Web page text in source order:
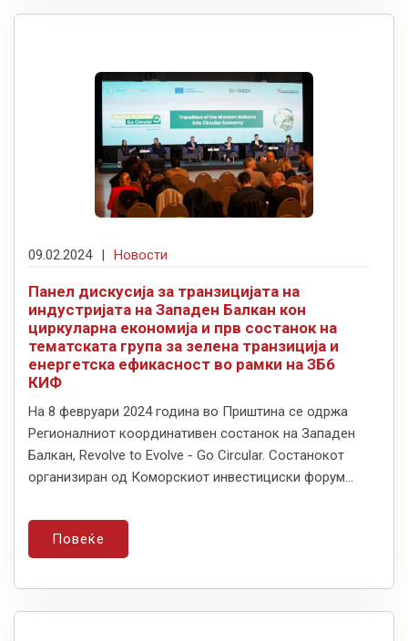
09.02.2024 | Новости
Панел дискусија за транзицијата на
индустријата на Западен Балкан кон
циркуларна економија и прв состанок на
тематската група за зелена транзиција и
енергетска ефикасност во рамки на ЗБ6
КИФ
На 8 февруари 2024 година во Приштина се одржа
Регионалниот координативен состанок на Западен
Балкан, Revolve to Evolve - Go Circular. Состанокот
организиран од Коморскиот инвестициски форум...
Повеќе